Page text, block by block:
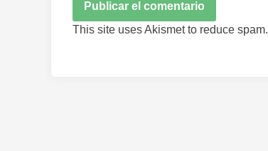
This site uses Akismet to reduce spam.